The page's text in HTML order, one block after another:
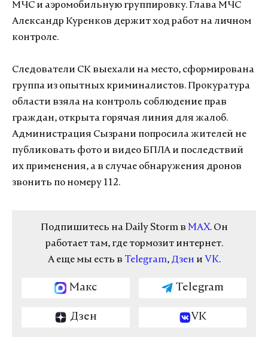
МЧС и аэромобильную группировку. Глава МЧС
Александр Куренков держит ход работ на личном
контроле.
Следователи СК выехали на место, сформирована
группа из опытных криминалистов. Прокуратура
области взяла на контроль соблюдение прав
граждан, открыта горячая линия для жалоб.
Администрация Сызрани попросила жителей не
публиковать фото и видео БПЛА и последствий
их применения, а в случае обнаружения дронов
звонить по номеру 112.
Подпишитесь на Daily Storm в MAX. Он
работает там, где тормозит интернет.
А еще мы есть в Telegram, Дзен и VK.
Макс Telegram
Дзен VK